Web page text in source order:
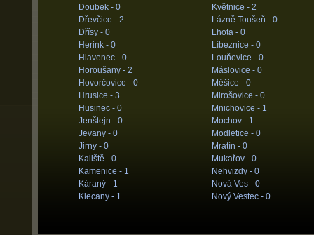
Doubek - 0
Dřevčice - 2
Dřísy - 0
Herink - 0
Hlavenec - 0
Horoušany - 2
Hovorčovice - 0
Hrusice - 3
Husinec - 0
Jenštejn - 0
Jevany - 0
Jirny - 0
Kaliště - 0
Kamenice - 1
Káraný - 1
Klecany - 1
Květnice - 2
Lázně Toušeň - 0
Lhota - 0
Líbeznice - 0
Louňovice - 0
Máslovice - 0
Měšice - 0
Mirošovice - 0
Mnichovice - 1
Mochov - 1
Modletice - 0
Mratín - 0
Mukařov - 0
Nehvizdy - 0
Nová Ves - 0
Nový Vestec - 0